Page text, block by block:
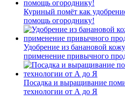
Куриный помёт как
помощь огороднику!
Удобрение из банановой
применение привычного
Посадка и выращивание
технологии от А до Я